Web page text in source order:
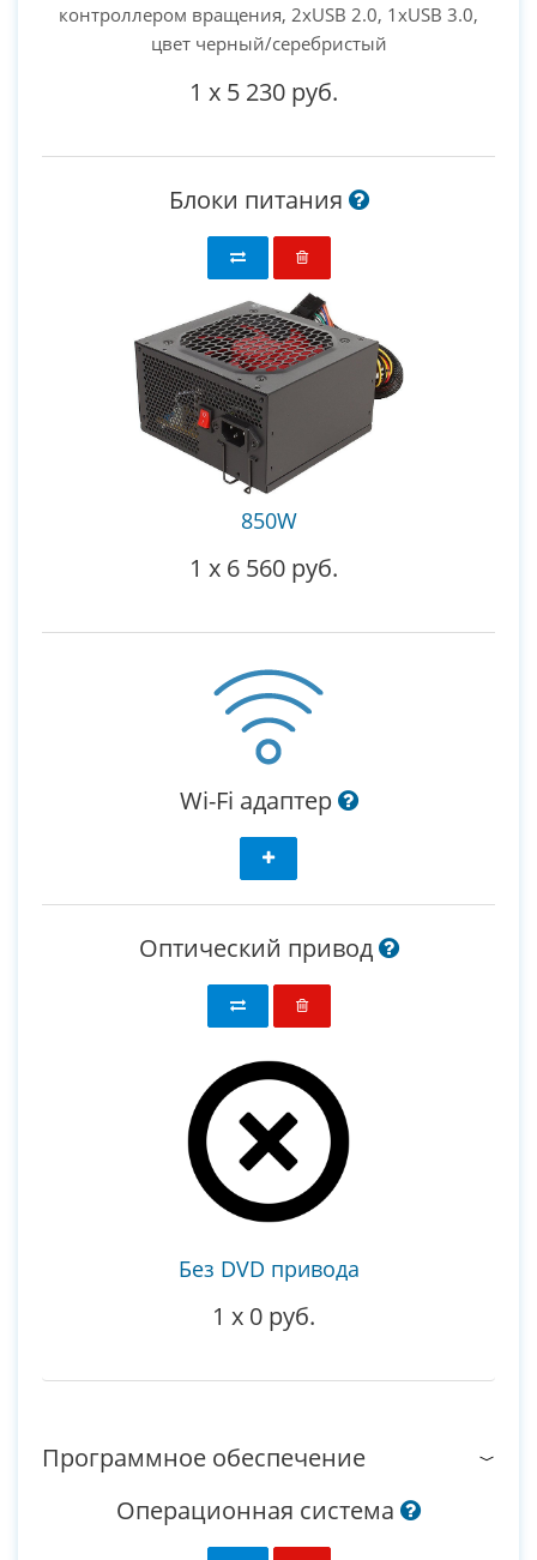
контроллером вращения, 2xUSB 2.0, 1xUSB 3.0,
цвет черный/серебристый
1 x 5 230 руб.
Блоки питания
850W
1 x 6 560 руб.
Wi-Fi адаптер
Оптический привод
Без DVD привода
1 x 0 руб.
Программное обеспечение
Операционная система